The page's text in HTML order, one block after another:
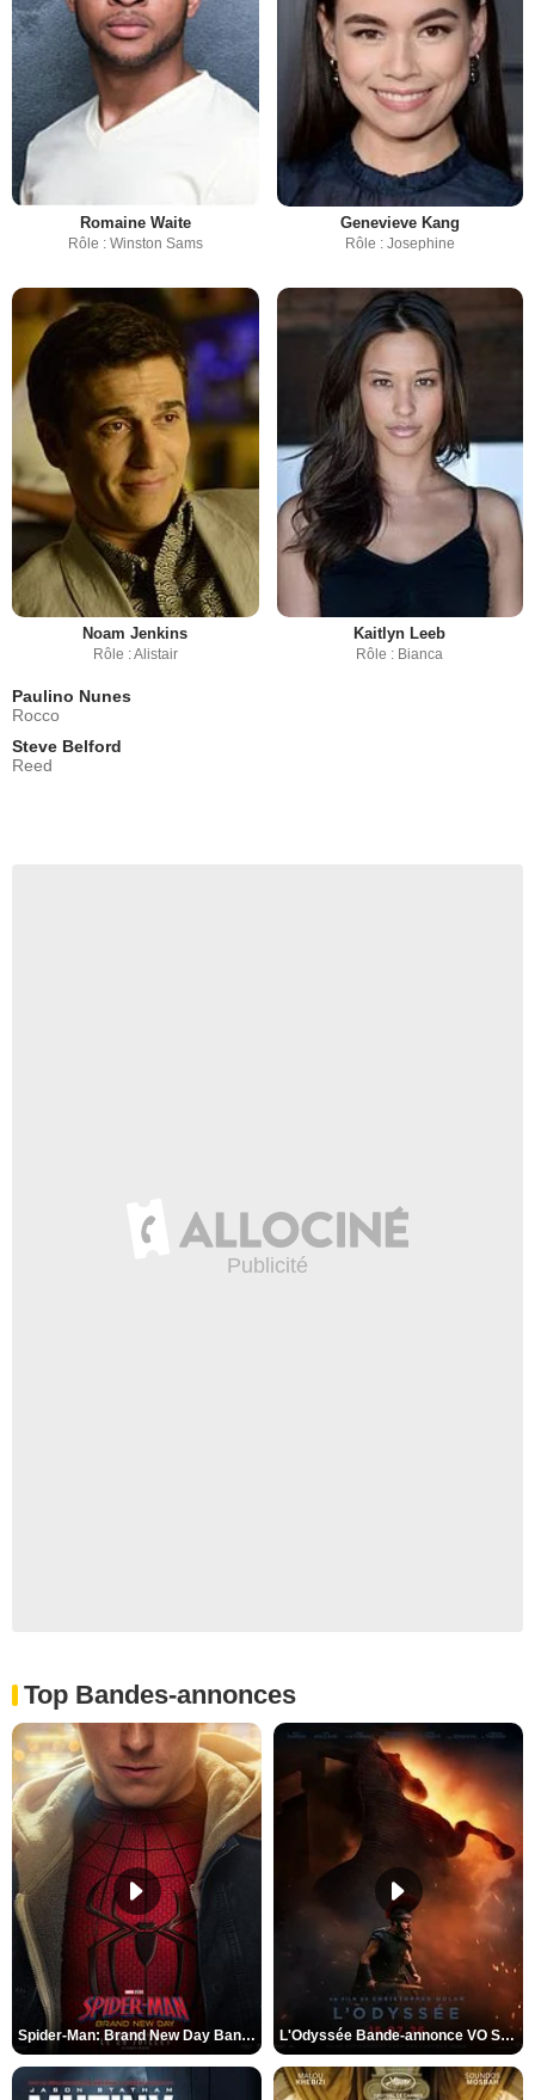
Romaine Waite
Rôle : Winston Sams
Genevieve Kang
Rôle : Josephine
Noam Jenkins
Rôle : Alistair
Kaitlyn Leeb
Rôle : Bianca
Paulino Nunes
Rocco
Steve Belford
Reed
Top Bandes-annonces
Spider-Man: Brand New Day Bande-annonce VO STFR L'Odyssée Bande-annonce VO STFR